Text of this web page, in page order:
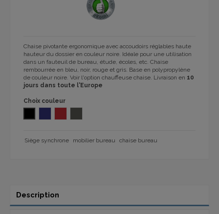
Chaise pivotante ergonomique avec accoudoirs réglables haute
hauteur du dossier en couleur noire. Idéale pour une utilisation
dans un fauteuil de bureau, étude, écoles, etc. Chaise
rembourrée en bleu, noir, rouge et gris. Base en polypropylène
de couleur noire. Voir l'option chauffeuse chaise. Livraison en 10
jours dans toute l'Europe
Choix couleur
Siège synchrone mobilier bureau chaise bureau
Description